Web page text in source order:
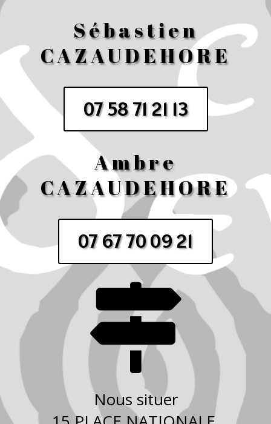
Sébastien
CAZAUDEHORE
07 58 71 21 13
Ambre
CAZAUDEHORE
07 67 70 09 21

Nous situer